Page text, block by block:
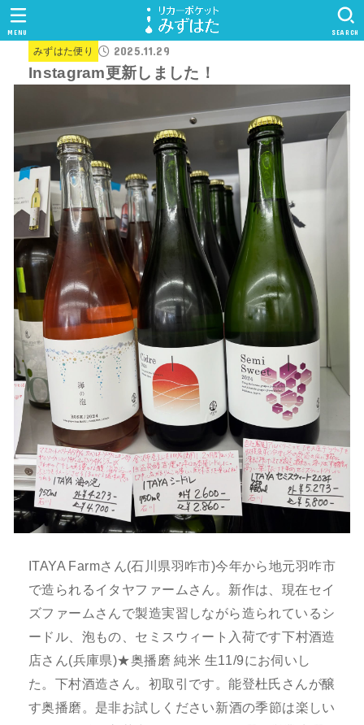
SEARCH
MENU
みずはた便り 2025.11.29
Instagram更新しました！
ITAYA Farmさん(石川県羽咋市)今年から地元羽咋市
で造られるイタヤファームさん。新作は、現在セイ
ズファームさんで製造実習しながら造られているシ
ードル、泡もの、セミスウィート入荷です⁡下村酒造
店さん(兵庫県)★奥播磨 純米 生11/9にお伺いし
た。下村酒造さん。初取引です。能登杜氏さんが醸
す奥播磨。是非お試しください⁡新酒の季節は楽しい